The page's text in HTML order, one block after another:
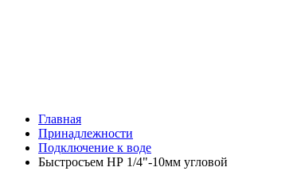
Главная
Принадлежности
Подключение к воде
Быстросъем НР 1/4"-10мм угловой